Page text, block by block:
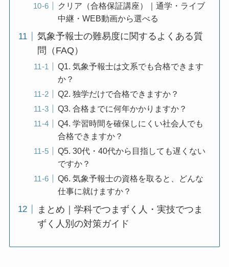
クリア（合格保証講座）｜通学・ライブ
中継・WEB動画から選べる
気象予報士の難易度に関するよくある質
問（FAQ）
Q1. 気象予報士は文系でも合格できます
か？
Q2. 独学だけで合格できますか？
Q3. 合格までに何年かかりますか？
Q4. 学習時間を確保しにくい社会人でも
合格できますか？
Q5. 30代・40代から目指しても遅くない
ですか？
Q6. 気象予報士の資格を取ると、どんな
仕事に就けますか？
まとめ｜学科でつまずく人・実技でつま
ずく人別の対策ガイド